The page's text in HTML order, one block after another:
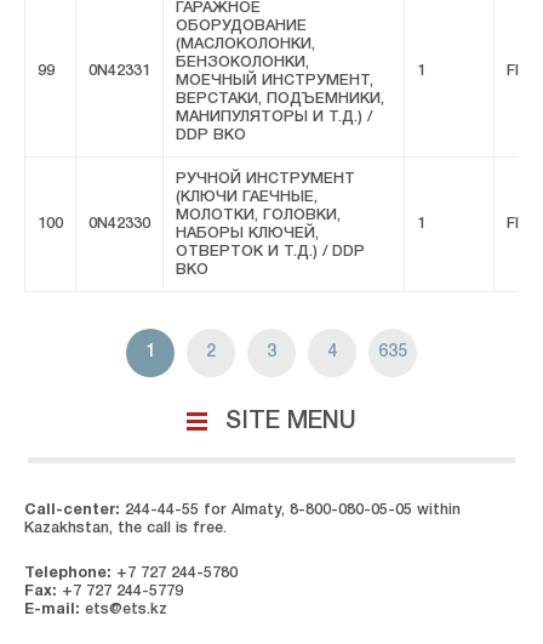
99 0N42331
ГАРАЖНОЕ
ОБОРУДОВАНИЕ
(МАСЛОКОЛОНКИ,
БЕНЗОКОЛОНКИ,
МОЕЧНЫЙ ИНСТРУМЕНТ,
ВЕРСТАКИ, ПОДЪЕМНИКИ,
МАНИПУЛЯТОРЫ И Т.Д.) /
DDP ВКО
1 FIVE
100 0N42330
РУЧНОЙ ИНСТРУМЕНТ
(КЛЮЧИ ГАЕЧНЫЕ,
МОЛОТКИ, ГОЛОВКИ,
НАБОРЫ КЛЮЧЕЙ,
ОТВЕРТОК И Т.Д.) / DDP
ВКО
1 FIVE
1 2 3 4 635
SITE MENU
Call-center: 244-44-55 for Almaty, 8-800-080-05-05 within
Kazakhstan, the call is free.
Telephone: +7 727 244-5780
Fax: +7 727 244-5779
E-mail: ets@ets.kz